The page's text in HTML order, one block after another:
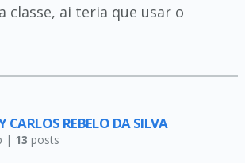
classe, ai teria que usar o
CARLOS REBELO DA SILVA
| 13 posts